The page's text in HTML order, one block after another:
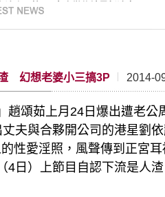
小三搞3P-女人徵信社最新消息
幻想老婆小三搞3P 2014-
趙頌茹上月24日爆出遭老公
夫與合夥開公司的港星劉
性愛淫照，風聲傳到正宮耳
4日）上節目自認下流是人